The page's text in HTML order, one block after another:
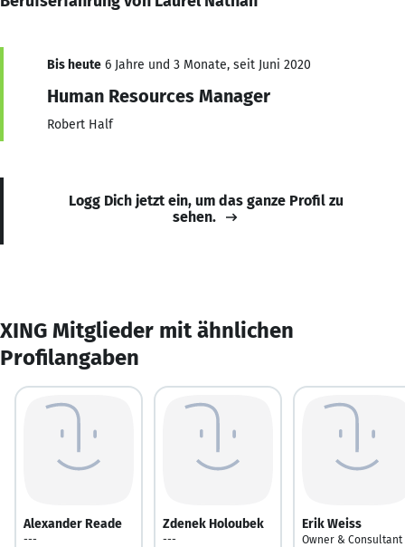
Bis heute 6 Jahre und 3 Monate, seit Juni 2020
Human Resources Manager
Robert Half
Logg Dich jetzt ein, um das ganze Profil zu
sehen.
XING Mitglieder mit ähnlichen
Profilangaben
Alexander Reade
---
Zdenek Holoubek
---
Erik Weiss
Owner & Consultant